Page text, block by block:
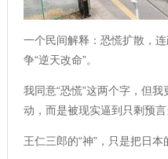
一个民间解释：恐慌扩散，
争“逆天改命”。
我同意“恐慌”这两个字，但
动，而是被现实逼到只剩预言
王仁三郎的“神”，只是把日